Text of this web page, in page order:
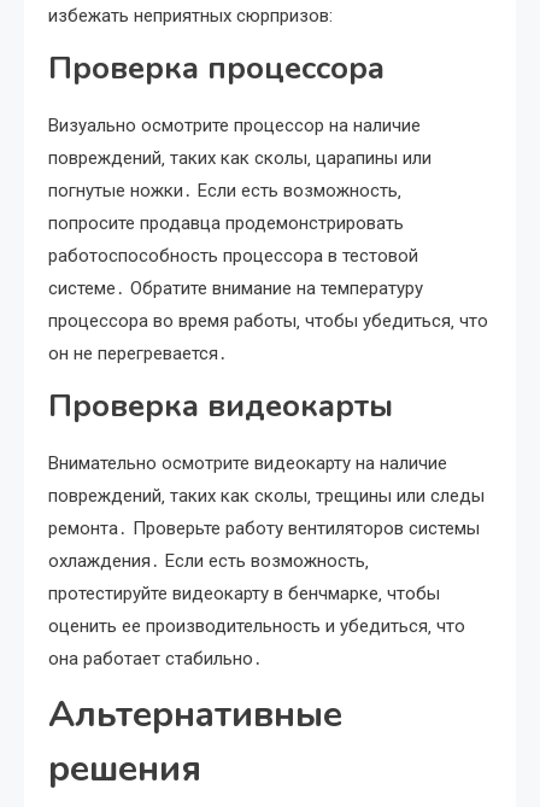
избежать неприятных сюрпризов:
Проверка процессора
Визуально осмотрите процессор на наличие
повреждений‚ таких как сколы‚ царапины или
погнутые ножки․ Если есть возможность‚
попросите продавца продемонстрировать
работоспособность процессора в тестовой
системе․ Обратите внимание на температуру
процессора во время работы‚ чтобы убедиться‚ что
он не перегревается․
Проверка видеокарты
Внимательно осмотрите видеокарту на наличие
повреждений‚ таких как сколы‚ трещины или следы
ремонта․ Проверьте работу вентиляторов системы
охлаждения․ Если есть возможность‚
протестируйте видеокарту в бенчмарке‚ чтобы
оценить ее производительность и убедиться‚ что
она работает стабильно․
Альтернативные
решения